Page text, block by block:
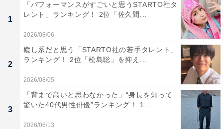
「スポーツ選手で出身の方が多いから、その人と同
じ大学だったと自慢できそうだから」(20代女性／
福島県)
1
「パフォーマンスがすごいと思うSTARTO社タ
レント」ランキング！ 2位「佐久間...
2026/08/06
2
癒し系だと思う「STARTO社の若手タレント」
ランキング！ 2位「松島聡」を抑え...
2026/08/05
3
「背まで高いと思わなかった」“身長を知って
驚いた40代男性俳優”ランキング！ 1...
2026/06/13